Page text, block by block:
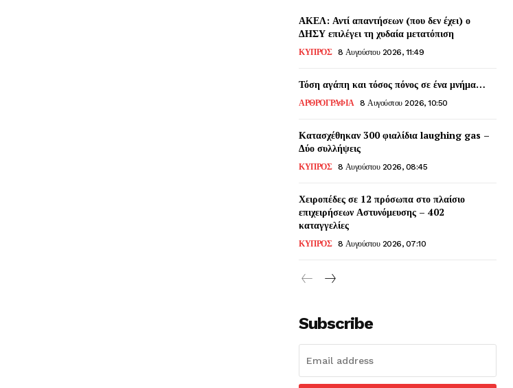
ΑΚΕΛ: Αντί απαντήσεων (που δεν έχει) ο
ΔΗΣΥ επιλέγει τη χυδαία μετατόπιση
ΚΥΠΡΟΣ 8 Αυγούστου 2026, 11:49
Τόση αγάπη και τόσος πόνος σε ένα μνήμα…
ΑΡΘΡΟΓΡΑΦΙΑ 8 Αυγούστου 2026, 10:50
Κατασχέθηκαν 300 φιαλίδια laughing gas –
Δύο συλλήψεις
ΚΥΠΡΟΣ 8 Αυγούστου 2026, 08:45
Χειροπέδες σε 12 πρόσωπα στο πλαίσιο
επιχειρήσεων Αστυνόμευσης – 402
καταγγελίες
ΚΥΠΡΟΣ 8 Αυγούστου 2026, 07:10
Subscribe